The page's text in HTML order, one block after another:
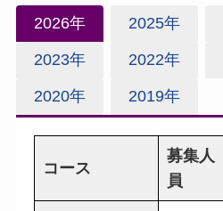
2026年 2025年
2023年 2022年
2020年 2019年
コース
募集人
員